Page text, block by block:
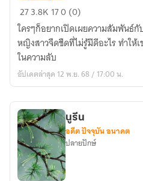
รัก
ไม่
ยอม
ลับ
273.8K 170 (0)
ใครๆก็อยากเปิดเผยความสัมพันธ์กั
หญิงสาวจืดชืดที่ไม่รู้มีดีอะไร ทำให้
ในความลับ
อัปเดตล่าสุด 12 พ.ย. 68 / 17:00 น.
นูรีน
อดีต ปัจจุบัน อนาคต
ปลายปักษ์